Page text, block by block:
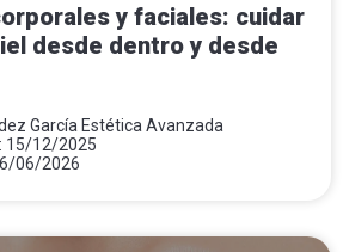
y faciales: cuidar
desde dentro y desde
García Estética Avanzada
15/12/2025
06/2026